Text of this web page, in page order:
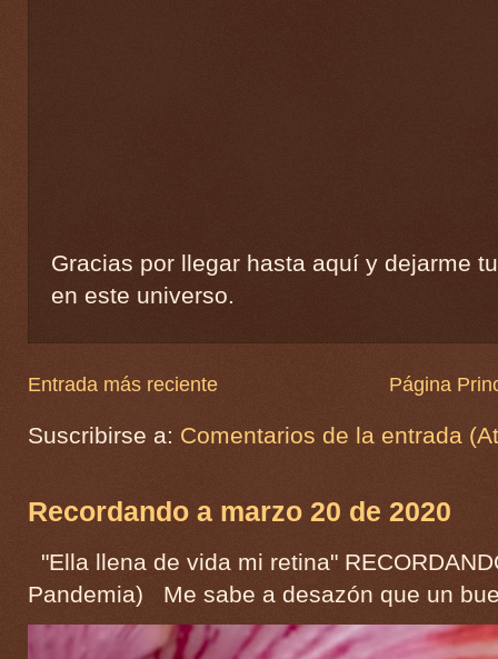
Gracias por llegar hasta aquí y dejarme
en este universo.
Entrada más reciente Página
Suscribirse a: Comentarios de la entrada
Recordando a marzo 20 de 2020
"Ella llena de vida mi retina"
Pandemia) Me sabe a desazón que un